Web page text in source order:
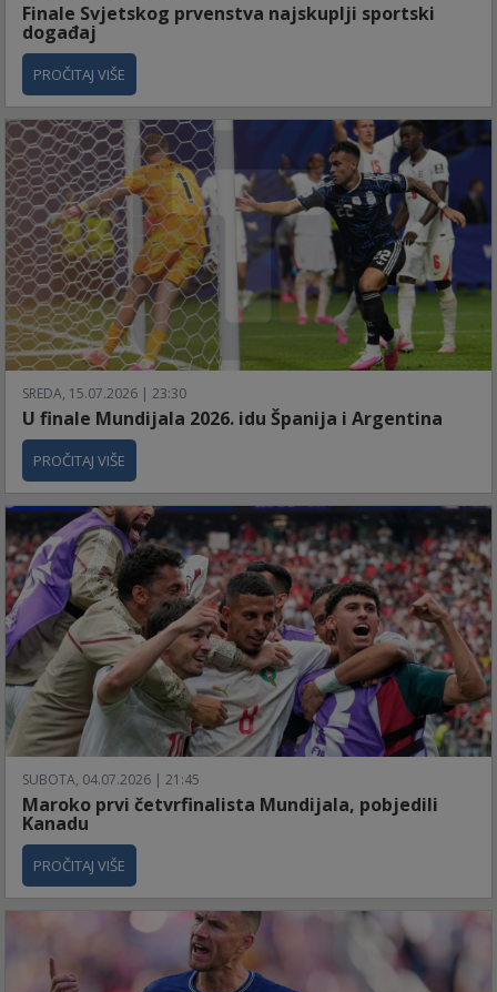
Finale Svjetskog prvenstva najskuplji sportski
događaj
PROČITAJ VIŠE
SREDA, 15.07.2026 | 23:30
U finale Mundijala 2026. idu Španija i Argentina
PROČITAJ VIŠE
SUBOTA, 04.07.2026 | 21:45
Maroko prvi četvrfinalista Mundijala, pobjedili
Kanadu
PROČITAJ VIŠE